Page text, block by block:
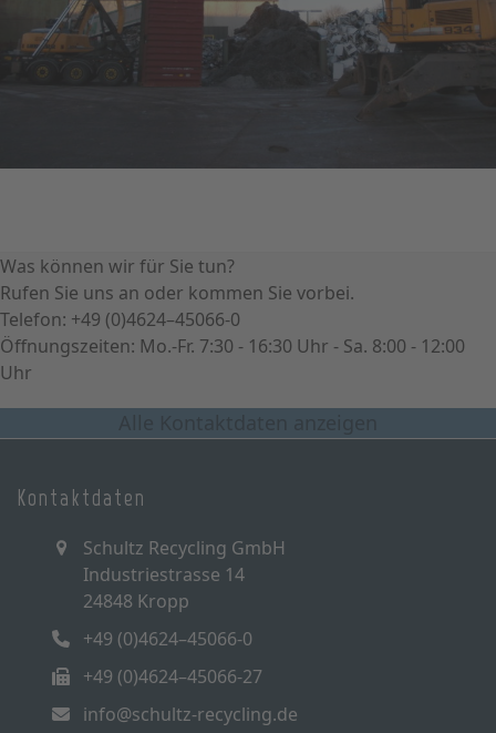
Was können wir für Sie tun?
Rufen Sie uns an oder kommen Sie vorbei.
Telefon: +49 (0)4624–45066-0
Öffnungszeiten: Mo.-Fr. 7:30 - 16:30 Uhr - Sa. 8:00 - 12:00
Uhr
Kontaktdaten
Schultz Recycling GmbH
Industriestrasse 14
24848 Kropp
+49 (0)4624–45066-0
+49 (0)4624–45066-27
info@schultz-recycling.de